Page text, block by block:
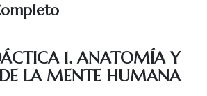
1. ANATOMÍA Y
LA MENTE HUMANA